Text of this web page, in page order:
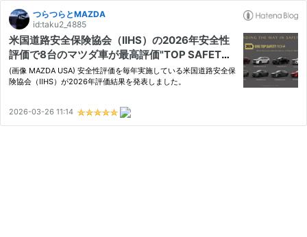
つらつらとMAZDA
id:taku2_4885
米国道路安全保険協会（IIHS）の2026年安全性
評価で8台のマツダ車が最高評価"TOP SAFETY
PICK＋"を獲得、単一ブランドでは3年連続最多
台数。
(画像 MAZDA USA) 安全性評価を毎年実施している米国道路安全保
険協会（IIHS）が2026年評価結果を発表しました。
2026-03-26 11:14